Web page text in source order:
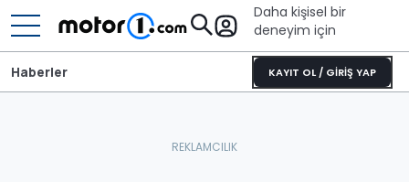
Daha kişisel bir
deneyim için
KAYIT OL / GİRİŞ YAP
Haberler